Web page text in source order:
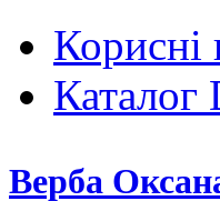
Корисні
Каталог
Верба